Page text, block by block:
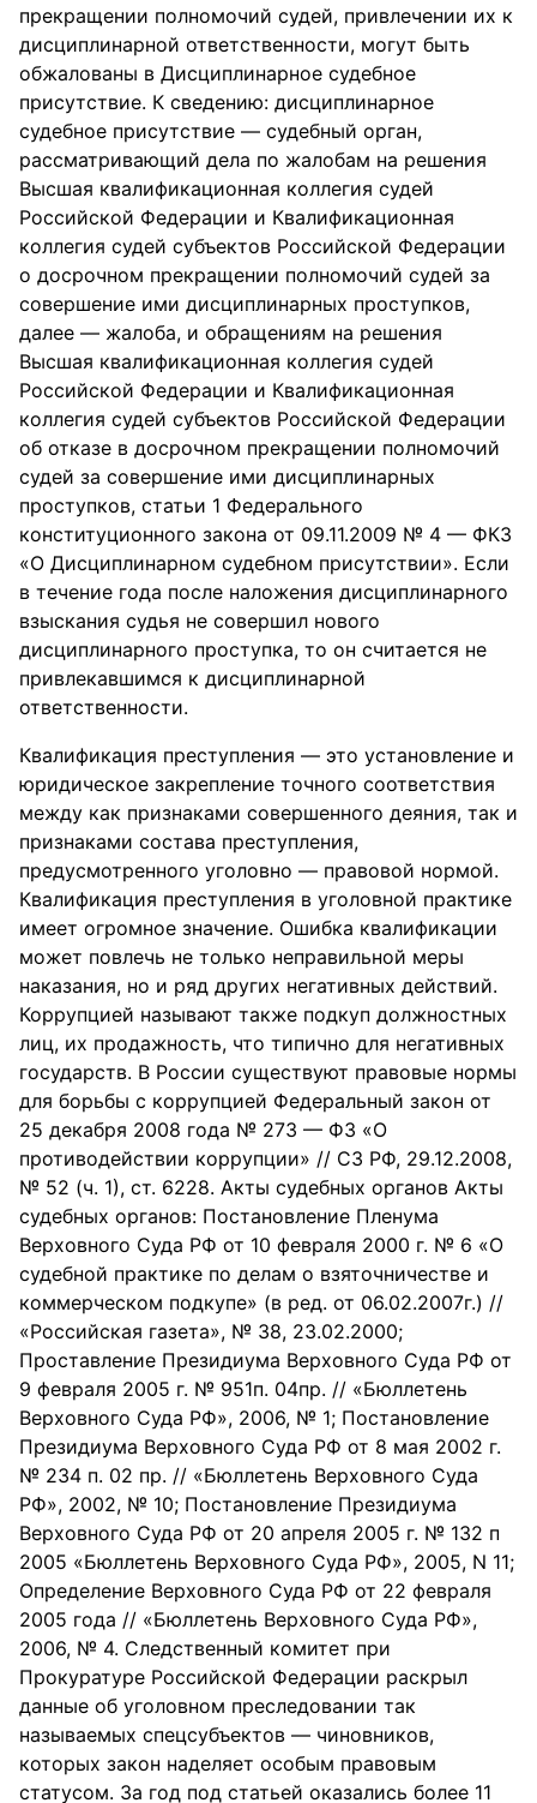
прекращении полномочий судей, привлечении их к
дисциплинарной ответственности, могут быть
обжалованы в Дисциплинарное судебное
присутствие. К сведению: дисциплинарное
судебное присутствие — судебный орган,
рассматривающий дела по жалобам на решения
Высшая квалификационная коллегия судей
Российской Федерации и Квалификационная
коллегия судей субъектов Российской Федерации
о досрочном прекращении полномочий судей за
совершение ими дисциплинарных проступков,
далее — жалоба, и обращениям на решения
Высшая квалификационная коллегия судей
Российской Федерации и Квалификационная
коллегия судей субъектов Российской Федерации
об отказе в досрочном прекращении полномочий
судей за совершение ими дисциплинарных
проступков, статьи 1 Федерального
конституционного закона от 09.11.2009 № 4 — ФКЗ
«О Дисциплинарном судебном присутствии». Если
в течение года после наложения дисциплинарного
взыскания судья не совершил нового
дисциплинарного проступка, то он считается не
привлекавшимся к дисциплинарной
ответственности.
Квалификация преступления — это установление и
юридическое закрепление точного соответствия
между как признаками совершенного деяния, так и
признаками состава преступления,
предусмотренного уголовно — правовой нормой.
Квалификация преступления в уголовной практике
имеет огромное значение. Ошибка квалификации
может повлечь не только неправильной меры
наказания, но и ряд других негативных действий.
Коррупцией называют также подкуп должностных
лиц, их продажность, что типично для негативных
государств. В России существуют правовые нормы
для борьбы с коррупцией Федеральный закон от
25 декабря 2008 года № 273 — ФЗ «О
противодействии коррупции» // СЗ РФ, 29.12.2008,
№ 52 (ч. 1), ст. 6228. Акты судебных органов Акты
судебных органов: Постановление Пленума
Верховного Суда РФ от 10 февраля 2000 г. № 6 «О
судебной практике по делам о взяточничестве и
коммерческом подкупе» (в ред. от 06.02.2007г.) //
«Российская газета», № 38, 23.02.2000;
Проставление Президиума Верховного Суда РФ от
9 февраля 2005 г. № 951п. 04пр. // «Бюллетень
Верховного Суда РФ», 2006, № 1; Постановление
Президиума Верховного Суда РФ от 8 мая 2002 г.
№ 234 п. 02 пр. // «Бюллетень Верховного Суда
РФ», 2002, № 10; Постановление Президиума
Верховного Суда РФ от 20 апреля 2005 г. № 132 п
2005 «Бюллетень Верховного Суда РФ», 2005, N 11;
Определение Верховного Суда РФ от 22 февраля
2005 года // «Бюллетень Верховного Суда РФ»,
2006, № 4. Следственный комитет при
Прокуратуре Российской Федерации раскрыл
данные об уголовном преследовании так
называемых спецсубъектов — чиновников,
которых закон наделяет особым правовым
статусом. За год под статьей оказались более 11